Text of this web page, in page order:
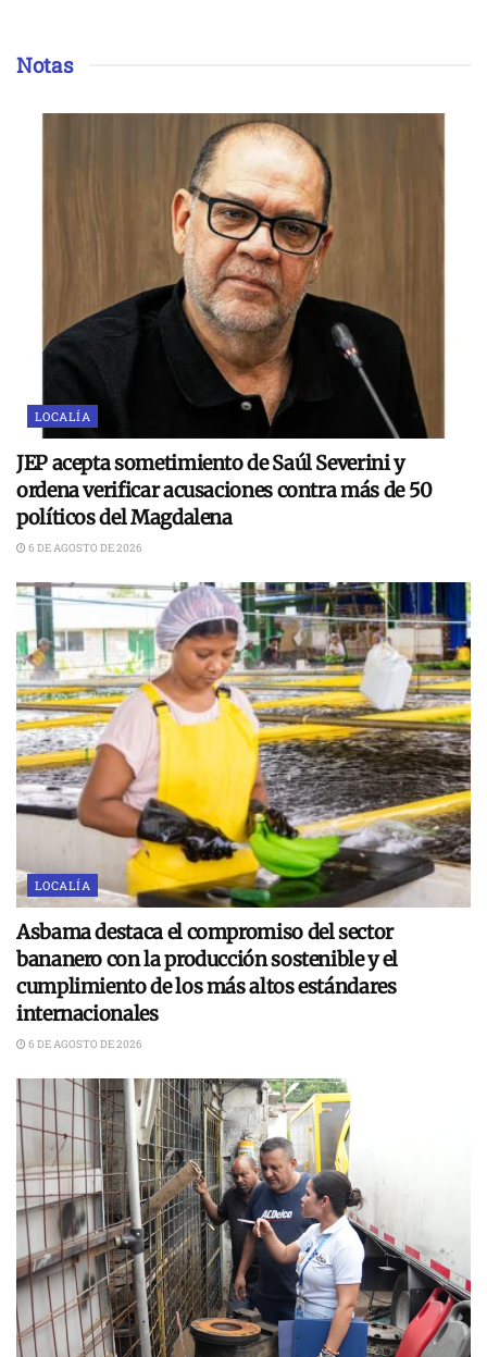
Notas
LOCALÍA
JEP acepta sometimiento de Saúl Severini y
ordena verificar acusaciones contra más de 50
políticos del Magdalena
6 DE AGOSTO DE 2026
LOCALÍA
Asbama destaca el compromiso del sector
bananero con la producción sostenible y el
cumplimiento de los más altos estándares
internacionales
6 DE AGOSTO DE 2026